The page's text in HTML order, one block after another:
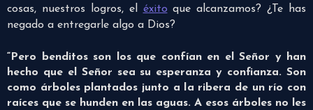
cosas, nuestros logros, el éxito que alcanzamos? ¿Te has
negado a entregarle algo a Dios?
“Pero benditos son los que confían en el Señor y han
hecho que el Señor sea su esperanza y confianza. Son
como árboles plantados junto a la ribera de un río con
raíces que se hunden en las aguas. A esos árboles no les